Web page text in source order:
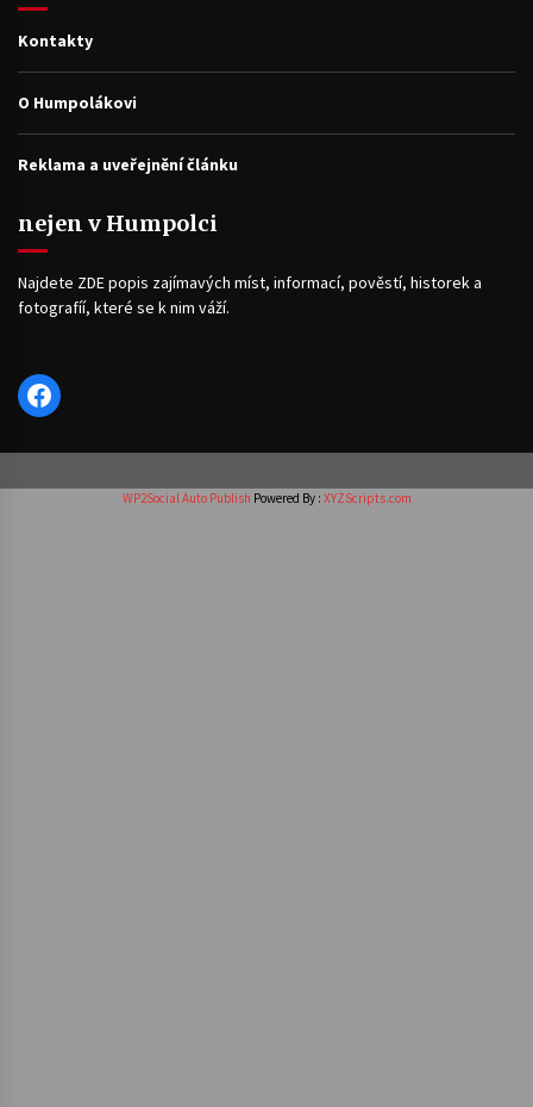
Kontakty
O Humpolákovi
Reklama a uveřejnění článku
nejen v Humpolci
Najdete ZDE popis zajímavých míst, informací, pověstí, historek a
fotografíí, které se k nim váží.
Facebook
WP2Social Auto Publish Powered By : XYZScripts.com